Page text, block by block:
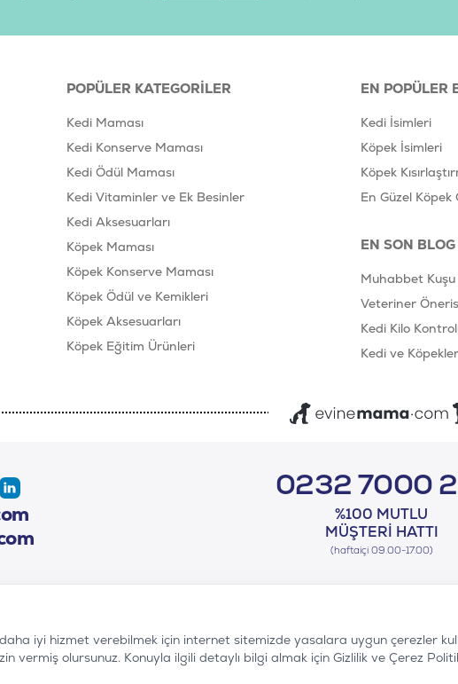
POPÜLER KATEGORILER
Kedi Maması
Kedi Konserve Maması
Kedi Ödül Maması
Kedi Vitaminler ve Ek Besinler
Kedi Aksesuarları
Köpek Maması
Köpek Konserve Maması
Köpek Ödül ve Kemikleri
Köpek Aksesuarları
Köpek Eğitim Ürünleri
EN POPÜLER
Kedi İsimleri
Köpek İsimleri
Köpek
En Güzel Köpek
EN SON
Muhabbet Kuşu
Veteriner
Kedi Kilo
Kedi ve
Linkedin 0232 7000
%100 MUTLU
MÜŞTERI HATTI
(haftaiçi 09.00-17.00)
daha iyi hizmet verebilmek için internet sitemizde yasalara uygun çerezler
vermiş olursunuz. Konuyla ilgili detaylı bilgi almak için Gizlilik ve Çerez